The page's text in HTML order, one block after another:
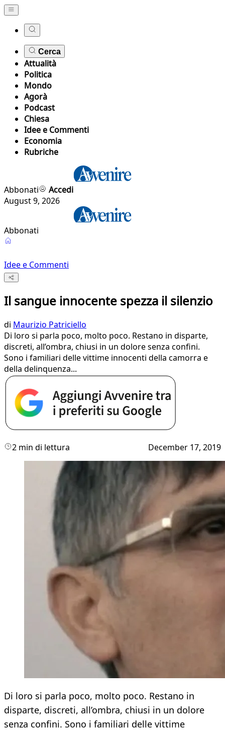
Cerca
Attualità
Politica
Mondo
Agorà
Podcast
Chiesa
Idee e Commenti
Economia
Rubriche
Abbonati
Accedi
August 9, 2026
Abbonati
Idee e Commenti
Il sangue innocente spezza il silenzio
di Maurizio Patriciello
Di loro si parla poco, molto poco. Restano in disparte,
discreti, all’ombra, chiusi in un dolore senza confini.
Sono i familiari delle vittime innocenti della camorra e
della delinquenza...
2 min di lettura December 17, 2019
Di loro si parla poco, molto poco. Restano in
disparte, discreti, all’ombra, chiusi in un dolore
senza confini. Sono i familiari delle vittime